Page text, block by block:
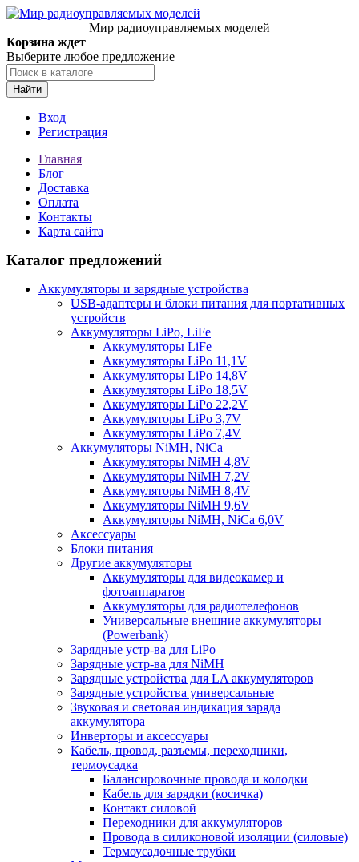
Мир радиоуправляемых моделей
Корзина ждет
Выберите любое предложение
Найти
Вход
Регистрация
Главная
Блог
Доставка
Оплата
Контакты
Карта сайта
Каталог предложений
Аккумуляторы и зарядные устройства
USB-адаптеры и блоки питания для портативных
устройств
Аккумуляторы LiPo, LiFe
Аккумуляторы LiFe
Аккумуляторы LiPo 11,1V
Аккумуляторы LiPo 14,8V
Аккумуляторы LiPo 18,5V
Аккумуляторы LiPo 22,2V
Аккумуляторы LiPo 3,7V
Аккумуляторы LiPo 7,4V
Аккумуляторы NiMH, NiCa
Аккумуляторы NiMH 4,8V
Аккумуляторы NiMH 7,2V
Аккумуляторы NiMH 8,4V
Аккумуляторы NiMH 9,6V
Аккумуляторы NiMH, NiCa 6,0V
Аксессуары
Блоки питания
Другие аккумуляторы
Аккумуляторы для видеокамер и
фотоаппаратов
Аккумуляторы для радиотелефонов
Универсальные внешние аккумуляторы
(Powerbank)
Зарядные устр-ва для LiPo
Зарядные устр-ва для NiMH
Зарядные устройства для LA аккумуляторов
Зарядные устройства универсальные
Звуковая и световая индикация заряда
аккумулятора
Инверторы и аксессуары
Кабель, провод, разъемы, переходники,
термоусадка
Балансировочные провода и колодки
Кабель для зарядки (косичка)
Контакт силовой
Переходники для аккумуляторов
Провода в силиконовой изоляции (силовые)
Термоусадочные трубки